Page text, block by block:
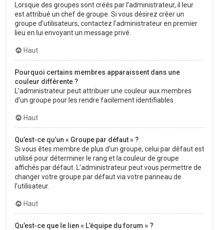
Lorsque des groupes sont créés par l’administrateur, il leur
est attribué un chef de groupe. Si vous désirez créer un
groupe d’utilisateurs, contactez l’administrateur en premier
lieu en lui envoyant un message privé.
Haut
Pourquoi certains membres apparaissent dans une
couleur différente ?
L’administrateur peut attribuer une couleur aux membres
d’un groupe pour les rendre facilement identifiables.
Haut
Qu’est-ce qu’un « Groupe par défaut » ?
Si vous êtes membre de plus d’un groupe, celui par défaut est
utilisé pour déterminer le rang et la couleur de groupe
affichés par défaut. L’administrateur peut vous permettre de
changer votre groupe par défaut via votre panneau de
l’utilisateur.
Haut
Qu’est-ce que le lien « L’équipe du forum » ?